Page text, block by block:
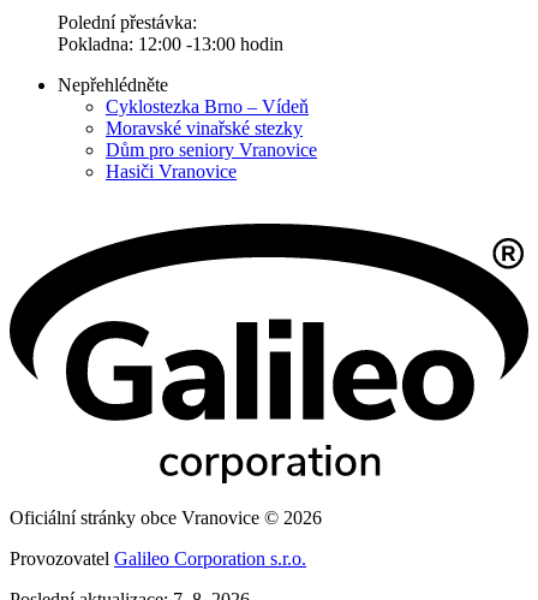
Polední přestávka:
Pokladna: 12:00 -13:00 hodin
Nepřehlédněte
Cyklostezka Brno – Vídeň
Moravské vinařské stezky
Dům pro seniory Vranovice
Hasiči Vranovice
Oficiální stránky obce Vranovice © 2026
Provozovatel Galileo Corporation s.r.o.